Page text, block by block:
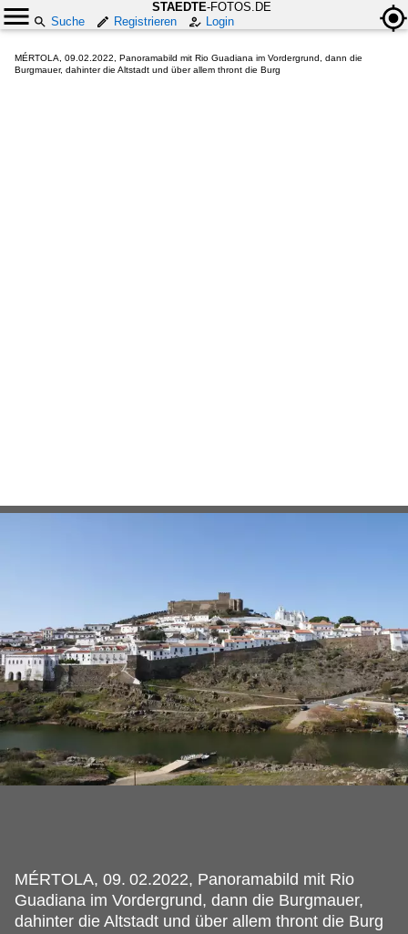
STAEDTE-FOTOS.DE
Suche
Registrieren Login
MÉRTOLA, 09.02.2022, Panoramabild mit Rio Guadiana im Vordergrund, dann die
Burgmauer, dahinter die Altstadt und über allem thront die Burg
MÉRTOLA, 09. 02.2022, Panoramabild mit Rio
Guadiana im Vordergrund, dann die Burgmauer,
dahinter die Altstadt und über allem thront die Burg